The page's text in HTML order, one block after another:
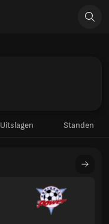
Uitslagen Standen